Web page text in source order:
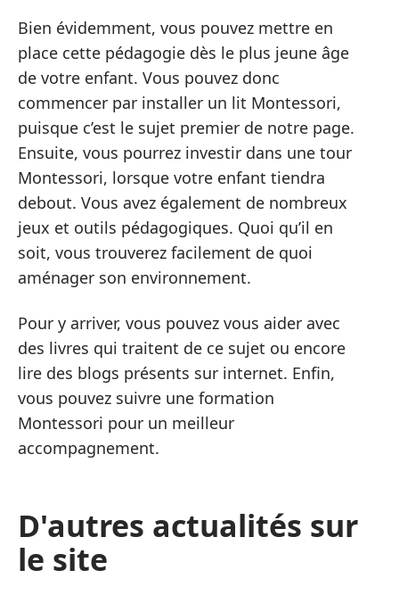
Bien évidemment, vous pouvez mettre en
place cette pédagogie dès le plus jeune âge
de votre enfant. Vous pouvez donc
commencer par installer un lit Montessori,
puisque c’est le sujet premier de notre page.
Ensuite, vous pourrez investir dans une tour
Montessori, lorsque votre enfant tiendra
debout. Vous avez également de nombreux
jeux et outils pédagogiques. Quoi qu’il en
soit, vous trouverez facilement de quoi
aménager son environnement.
Pour y arriver, vous pouvez vous aider avec
des livres qui traitent de ce sujet ou encore
lire des blogs présents sur internet. Enfin,
vous pouvez suivre une formation
Montessori pour un meilleur
accompagnement.
D'autres actualités sur
le site